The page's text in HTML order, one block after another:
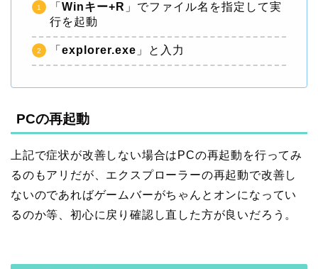
「 Winキー+R 」でファイル名を指定して実
行を起動
「 explorer.exe 」と入力
PCの再起動
上記で症状が改善しない場合はPCの再起動を行ってみ
るのもアリだが、エクスプローラーの再起動で改善し
ないのであればゲームバーがちゃんとオンになってい
るのか等、初心に戻り確認し直した方が良いだろう。